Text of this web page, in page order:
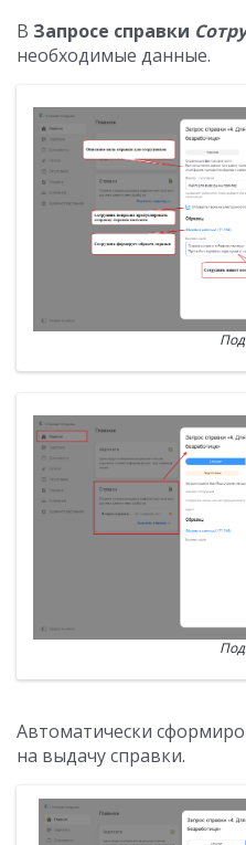
В Запросе справки
необходимые данные.
Автоматически
на выдачу справки.